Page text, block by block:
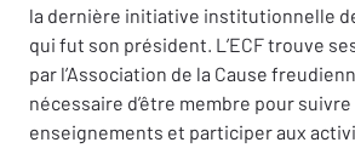
la dernière initiative institutionnelle
qui fut son président. L’ECF trouve
par l’Association de la Cause
nécessaire d’être membre pour suivre
enseignements et participer aux